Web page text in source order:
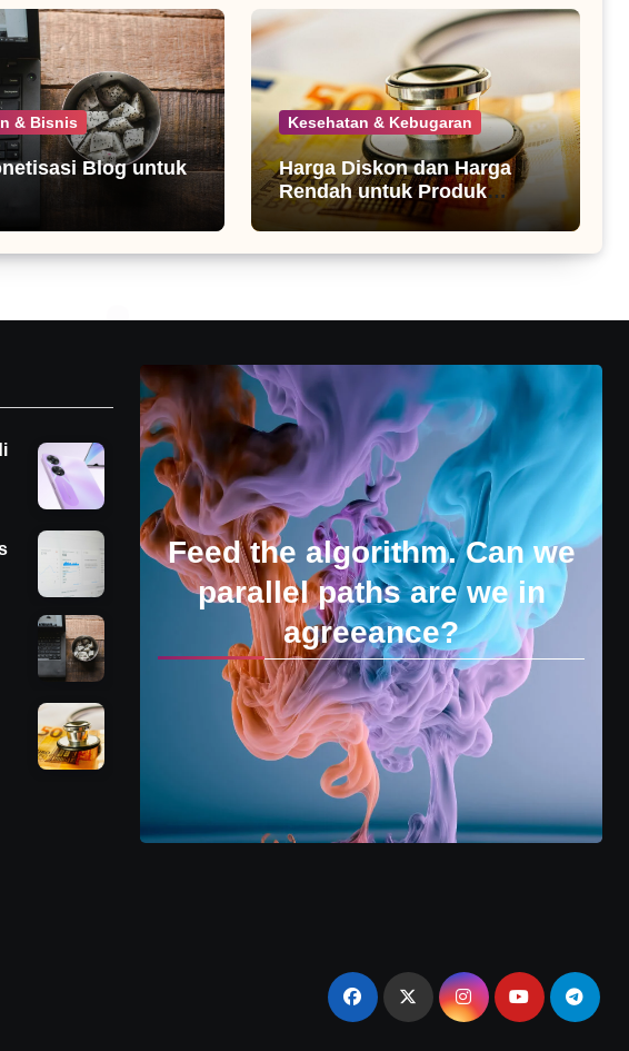
& Bisnis
Blog untuk
Kesehatan & Kebugaran
Harga Diskon dan Harga
Rendah untuk Produk
Kesehatan
Feed the algorithm. Can we
parallel paths are we in
agreeance?